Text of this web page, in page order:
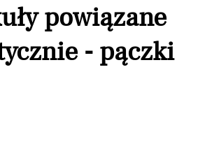
powiązane
- pączki